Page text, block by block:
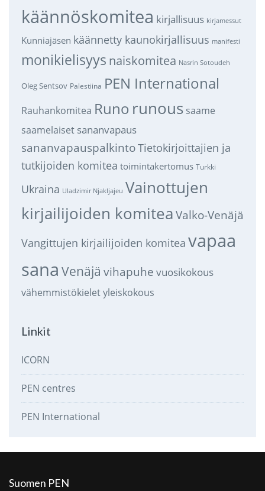
käännöskomitea kirjallisuus kirjamessut
Kunniajäsen käännetty kaunokirjallisuus manifesti
monikielisyys naiskomitea Nasrin Sotoudeh
Oleg Sentsov Palestiina PEN International
Rauhankomitea Runo runous saame
saamelaiset sananvapaus
sananvapauspalkintoTietokirjoittajien ja
tutkijoiden komitea toimintakertomus Turkki
Ukraina Uladzimir Njakljajeu Vainottujen
kirjailijoiden komitea Valko-Venäjä
Vangittujen kirjailijoiden komitea vapaa
sana Venäjä vihapuhe vuosikokous
vähemmistökieletyleiskokous
Linkit
ICORN
PEN centres
PEN International
Suomen PEN